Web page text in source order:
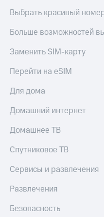
Выбрать красивый
Больше возможностей
Заменить SIM-карту
Перейти на eSIM
Для дома
Домашний интернет
Домашнее ТВ
Спутниковое ТВ
Сервисы и развлечения
Развлечения
Безопасность